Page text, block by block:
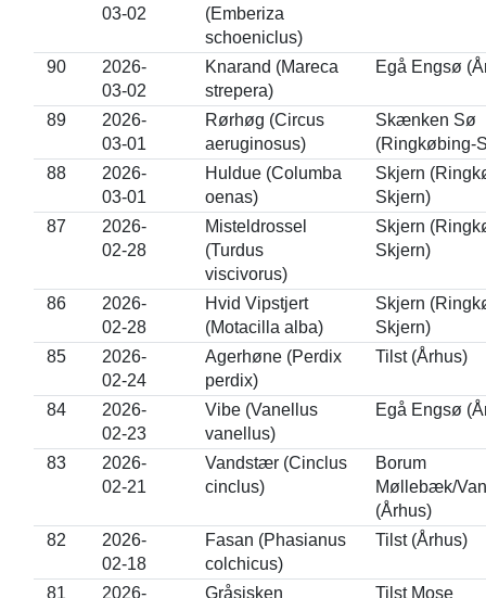
03-02
(Emberiza
schoeniclus)
90
2026-
03-02
Knarand (Mareca
strepera)
Egå Engsø
89
2026-
03-01
Rørhøg (Circus
aeruginosus)
Skænken Sø
(Ringkøbing-
88
2026-
03-01
Huldue (Columba
oenas)
Skjern
Skjern)
87
2026-
02-28
Misteldrossel
(Turdus
viscivorus)
Skjern
Skjern)
86
2026-
02-28
Hvid Vipstjert
(Motacilla alba)
Skjern
Skjern)
85
2026-
02-24
Agerhøne (Perdix
perdix)
Tilst (Århus)
84
2026-
02-23
Vibe (Vanellus
vanellus)
Egå Engsø
83
2026-
02-21
Vandstær (Cinclus
cinclus)
Borum
Møllebæk/
(Århus)
82
2026-
02-18
Fasan (Phasianus
colchicus)
Tilst (Århus)
81
2026-
Gråsisken
Tilst Mose